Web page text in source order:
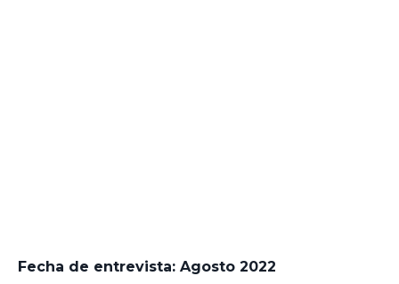
Fecha de entrevista: Agosto 2022